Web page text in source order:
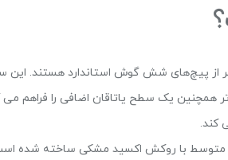
پیچ‌های شش گوش استاندارد هستند. این
یک سطح یاتاقان اضافی را فراهم می
کند.
​​با روکش اکسید مشکی ساخته شده است که